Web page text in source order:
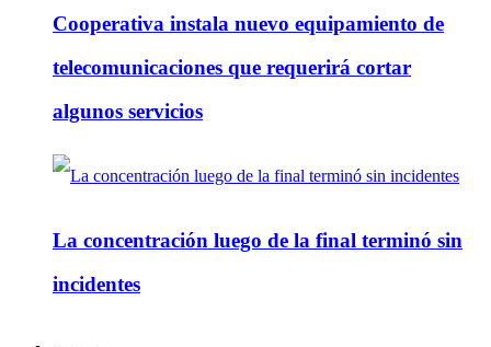
Cooperativa instala nuevo equipamiento de
telecomunicaciones que requerirá cortar
algunos servicios
La concentración luego de la final terminó sin
incidentes